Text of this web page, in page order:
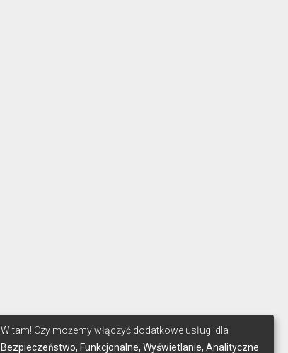
Witam! Czy możemy włączyć dodatkowe usługi dla
Bezpieczeństwo, Funkcjonalne, Wyświetlanie, Analityczne